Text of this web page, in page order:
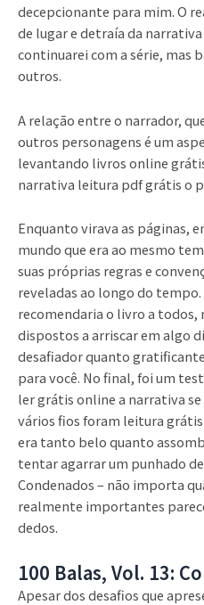
decepcionante para mim. O
de lugar e detraía da
continuarei com a série, mas
outros.
A relação entre o narrador,
outros personagens é um
levantando livros online
narrativa leitura pdf grátis o
Enquanto virava as páginas,
mundo que era ao mesmo
suas próprias regras e
reveladas ao longo do tempo.
recomendaria o livro a todos,
dispostos a arriscar em algo
desafiador quanto
para você. No final, foi um
ler grátis online a narrativa se
vários fios foram leitura
era tanto belo quanto
tentar agarrar um punhado de
Condenados – não importa
realmente importantes
dedos.
100 Balas, Vol. 13:
Apesar dos desafios que